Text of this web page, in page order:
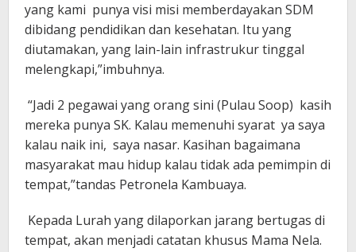
yang kami punya visi misi memberdayakan SDM
dibidang pendidikan dan kesehatan. Itu yang
diutamakan, yang lain-lain infrastrukur tinggal
melengkapi,”imbuhnya.
“Jadi 2 pegawai yang orang sini (Pulau Soop) kasih
mereka punya SK. Kalau memenuhi syarat ya saya
kalau naik ini, saya nasar. Kasihan bagaimana
masyarakat mau hidup kalau tidak ada pemimpin di
tempat,”tandas Petronela Kambuaya.
Kepada Lurah yang dilaporkan jarang bertugas di
tempat, akan menjadi catatan khusus Mama Nela.